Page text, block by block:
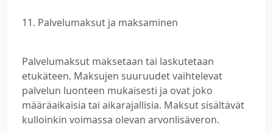
11. Palvelumaksut ja maksaminen
Palvelumaksut maksetaan tai laskutetaan
etukäteen. Maksujen suuruudet vaihtelevat
palvelun luonteen mukaisesti ja ovat joko
määräaikaisia tai aikarajallisia. Maksut sisältävät
kulloinkin voimassa olevan arvonlisäveron.